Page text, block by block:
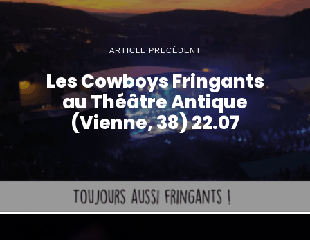
ARTICLE PRÉCÉDENT
Les Cowboys Fringants
au Théâtre Antique
(Vienne, 38) 22.07